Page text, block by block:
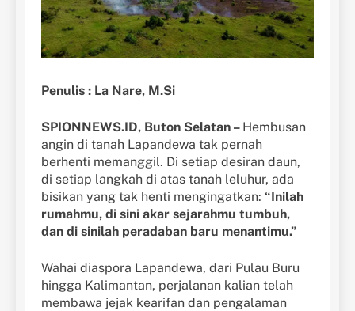
Penulis : La Nare, M.Si
SPIONNEWS.ID, Buton Selatan – Hembusan
angin di tanah Lapandewa tak pernah
berhenti memanggil. Di setiap desiran daun,
di setiap langkah di atas tanah leluhur, ada
bisikan yang tak henti mengingatkan: “Inilah
rumahmu, di sini akar sejarahmu tumbuh,
dan di sinilah peradaban baru menantimu.”
Wahai diaspora Lapandewa, dari Pulau Buru
hingga Kalimantan, perjalanan kalian telah
membawa jejak kearifan dan pengalaman